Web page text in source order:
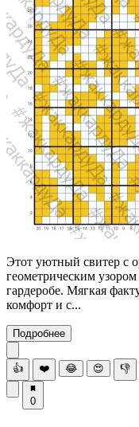
Этот уютный свитер с
геометрическим
гардеробе. Мягкая
комфорт и с...
Подробнее
👍 ❤️ 😂 😍 👎
0